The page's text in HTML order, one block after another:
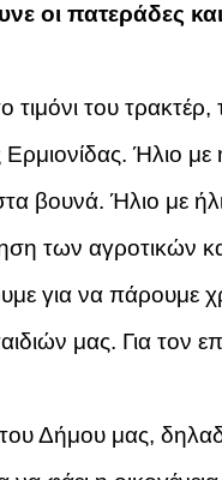
οι πατεράδες
τιμόνι του
Ήλιο με
βουνά. Ήλιο με
των αγροτικών
για να πάρουμε
μας. Για τον
Δήμου μας,